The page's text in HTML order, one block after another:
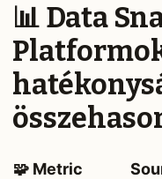
📊 Data
🧩 Metric